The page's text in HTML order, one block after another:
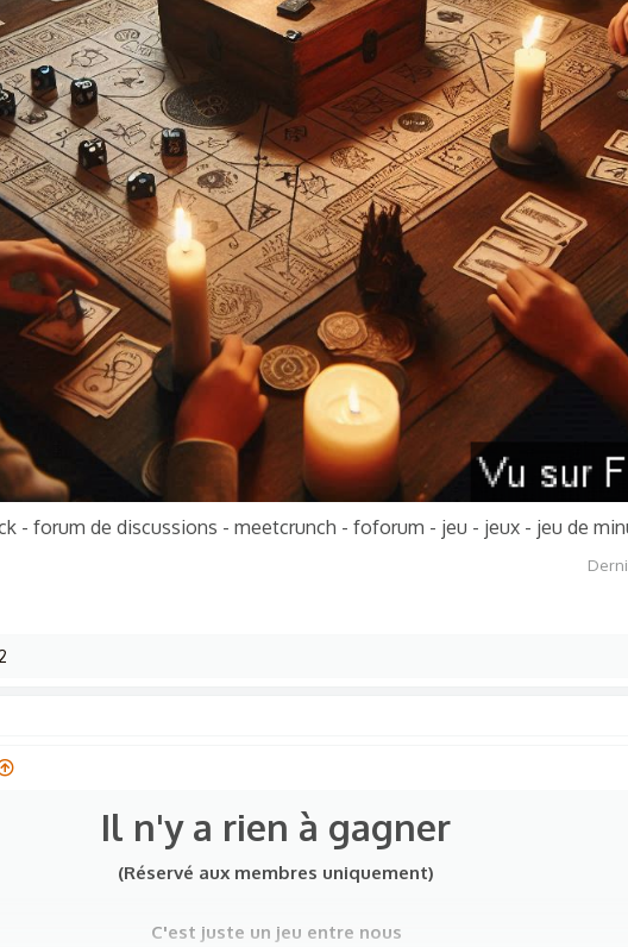
- forum de discussions - meetcrunch - foforum - jeu - jeux - jeu de
Il n'y a rien à gagner
(Réservé aux membres uniquement)
C'est juste un jeu entre nous